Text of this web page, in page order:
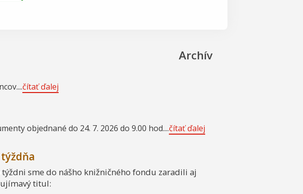
Archív
čítať ďalej
objednané do 24. 7. 2026 do 9.00 hod....čítať ďalej
sme do nášho knižničného fondu zaradili aj
titul: